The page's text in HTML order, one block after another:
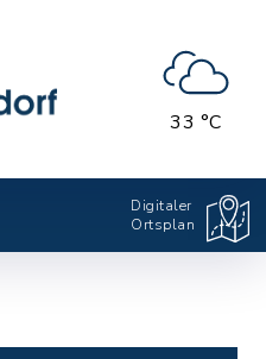
33 °C
Digitaler
Ortsplan